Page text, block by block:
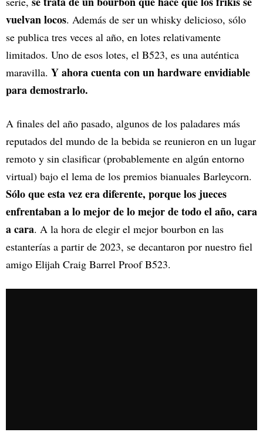
vuelvan locos. Además de ser un whisky delicioso, sólo
se publica tres veces al año, en lotes relativamente
limitados. Uno de esos lotes, el B523, es una auténtica
maravilla. Y ahora cuenta con un hardware envidiable
para demostrarlo.
A finales del año pasado, algunos de los paladares más
reputados del mundo de la bebida se reunieron en un lugar
remoto y sin clasificar (probablemente en algún entorno
virtual) bajo el lema de los premios bianuales Barleycorn.
Sólo que esta vez era diferente, porque los jueces
enfrentaban a lo mejor de lo mejor de todo el año, cara
a cara. A la hora de elegir el mejor bourbon en las
estanterías a partir de 2023, se decantaron por nuestro fiel
amigo Elijah Craig Barrel Proof B523.